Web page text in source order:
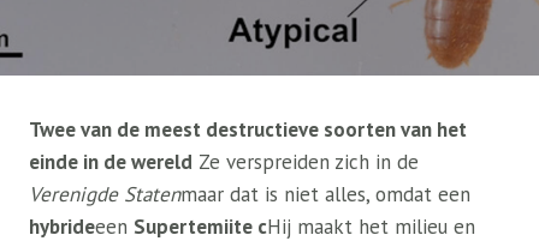
Twee van de meest destructieve soorten van het
einde in de wereld Ze verspreiden zich in de
Verenigde Statenmaar dat is niet alles, omdat een
hybrideeen Supertemiite cHij maakt het milieu en